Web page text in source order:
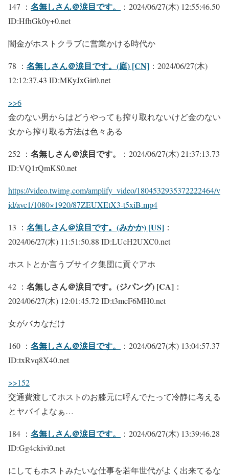
147 ： 名無しさん＠涙目です。
：2024/06/27(木) 12:55:46.50
ID:HfhGk0y+0.net
闇金がホストクラブに営業かける時代か
78 ： 名無しさん＠涙目です。(庭) [CN] ：2024/06/27(木)
12:12:37.43 ID:MKyJxGir0.net
>>6
金のない男からはどうやっても搾り取れないけど金のない
女から搾り取る方法は色々ある
252 ： 名無しさん＠涙目です。
：2024/06/27(木) 21:37:13.73
ID:VQ1rQmKS0.net
https://video.twimg.com/amplify_video/1804532935372222464/v
id/avc1/1080×1920/87ZEUXEtX3-t5xiB.mp4
13 ： 名無しさん＠涙目です。(みかか) [US] ：
2024/06/27(木) 11:51:50.88 ID:LUcH2UXC0.net
ホストとか言うブサイク集団に貢ぐアホ
42 ： 名無しさん＠涙目です。(ジパング) [CA] ：
2024/06/27(木) 12:01:45.72 ID:t3mcF6MH0.net
女がバカなだけ
160 ： 名無しさん＠涙目です。
：2024/06/27(木) 13:04:57.37
ID:txRvq8X40.net
>>152
交通費渡してホストのお膝元に呼んでたって冷静に考える
とヤバイよなぁ…
184 ： 名無しさん＠涙目です。
：2024/06/27(木) 13:39:46.28
ID:Gg4ckivi0.net
にしてもホストみたいな仕事を若年世代がよく出来てるな